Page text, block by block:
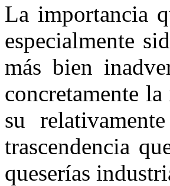
La importancia
especialmente
más bien
concretamente
su
trascendencia
queserías